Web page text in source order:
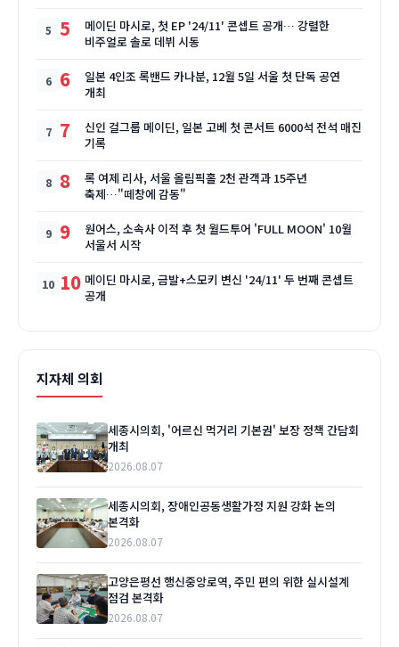
5
메이딘 마시로, 첫 EP '24/11' 콘셉트 공개… 강렬한
비주얼로 솔로 데뷔 시동
6
일본 4인조 록밴드 카나분, 12월 5일 서울 첫 단독 공연
개최
7
신인 걸그룹 메이딘, 일본 고베 첫 콘서트 6000석 전석 매진
기록
8
록 여제 리사, 서울 올림픽홀 2천 관객과 15주년
축제…"떼창에 감동"
9
원어스, 소속사 이적 후 첫 월드투어 'FULL MOON' 10월
서울서 시작
10 메이딘 마시로, 금발+스모키 변신 '24/11' 두 번째 콘셉트
공개
지자체 의회
세종시의회, '어르신 먹거리 기본권' 보장 정책 간담회
개최
2026.08.07
세종시의회, 장애인공동생활가정 지원 강화 논의
본격화
2026.08.07
고양은평선 행신중앙로역, 주민 편의 위한 실시설계
점검 본격화
2026.08.07